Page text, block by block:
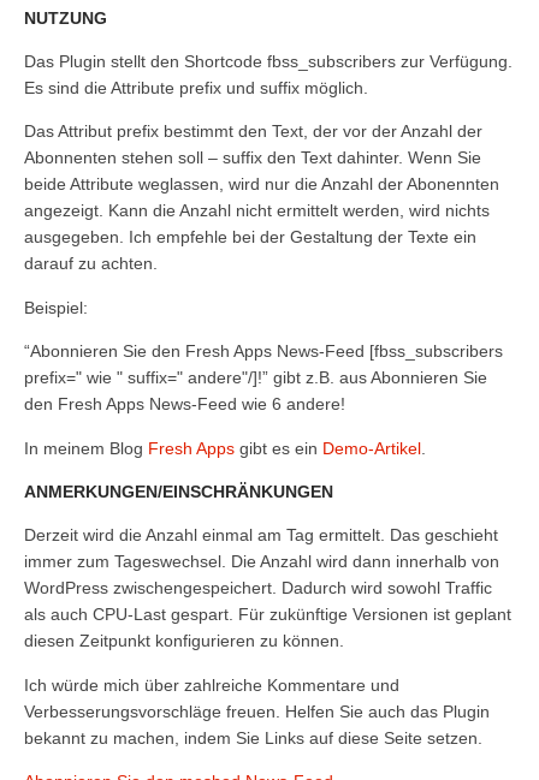
NUTZUNG
Das Plugin stellt den Shortcode fbss_subscribers zur Verfügung.
Es sind die Attribute prefix und suffix möglich.
Das Attribut prefix bestimmt den Text, der vor der Anzahl der
Abonnenten stehen soll – suffix den Text dahinter. Wenn Sie
beide Attribute weglassen, wird nur die Anzahl der Abonennten
angezeigt. Kann die Anzahl nicht ermittelt werden, wird nichts
ausgegeben. Ich empfehle bei der Gestaltung der Texte ein
darauf zu achten.
Beispiel:
“Abonnieren Sie den Fresh Apps News-Feed [fbss_subscribers
prefix=" wie " suffix=" andere"/]!” gibt z.B. ausAbonnieren Sie
den Fresh Apps News-Feed wie 6 andere!
In meinem Blog Fresh Apps gibt es ein Demo-Artikel
ANMERKUNGEN/EINSCHRÄNKUNGEN
Derzeit wird die Anzahl einmal am Tag ermittelt. Das geschieht
immer zum Tageswechsel. Die Anzahl wird dann innerhalb von
WordPress zwischengespeichert. Dadurch wird sowohl Traffic
als auch CPU-Last gespart. Für zukünftige Versionen ist geplant
diesen Zeitpunkt konfigurieren zu können.
Ich würde mich über zahlreiche Kommentare und
Verbesserungsvorschläge freuen. Helfen Sie auch das Plugin
bekannt zu machen, indem Sie Links auf diese Seite setzen.